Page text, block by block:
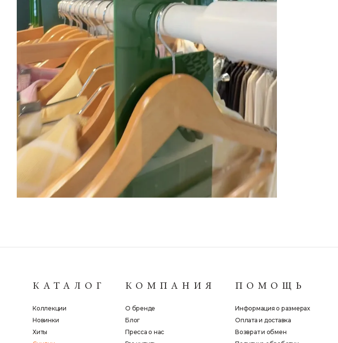
КАТАЛОГ
Коллекции
Новинки
Хиты
КОМПАНИЯ
О бренде
Блог
Пресса о нас
ПОМОЩЬ
Информация о размерах
Оплата и доставка
Возврат и обмен